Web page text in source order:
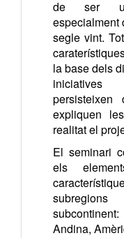
de ser
especialment
segle vint.
la base dels
iniciatives
persisteixen
expliquen
realitat el
El seminari
els
Andina,